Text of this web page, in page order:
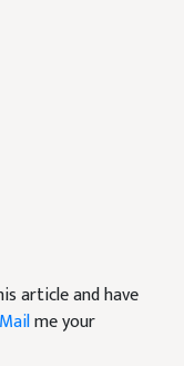
article and have
Mailme your